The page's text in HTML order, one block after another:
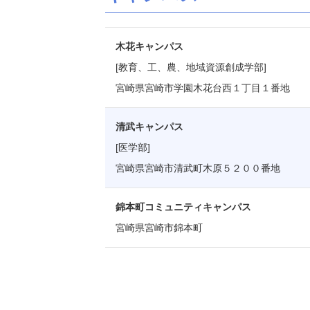
木花キャンパス
[教育、工、農、地域資源創成学部]
宮崎県宮崎市学園木花台西１丁目１番地
清武キャンパス
[医学部]
宮崎県宮崎市清武町木原５２００番地
錦本町コミュニティキャンパス
宮崎県宮崎市錦本町